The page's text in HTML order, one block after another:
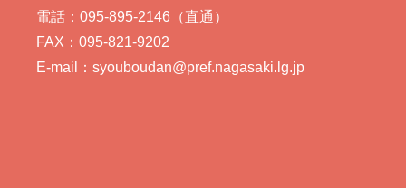
電話：095-895-2146（直通）
FAX：095-821-9202
E-mail：syouboudan@pref.nagasaki.lg.jp